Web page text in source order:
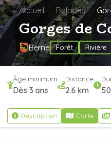
Accueil Balades
Gorges de
Berne Forêt Rivière
Âge minimum
Dès 3 ans
Distance
2.6 km
Description Carte